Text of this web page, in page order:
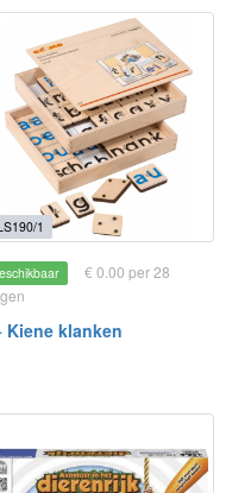
1
€ 0.00 per 28
Kiene klanken